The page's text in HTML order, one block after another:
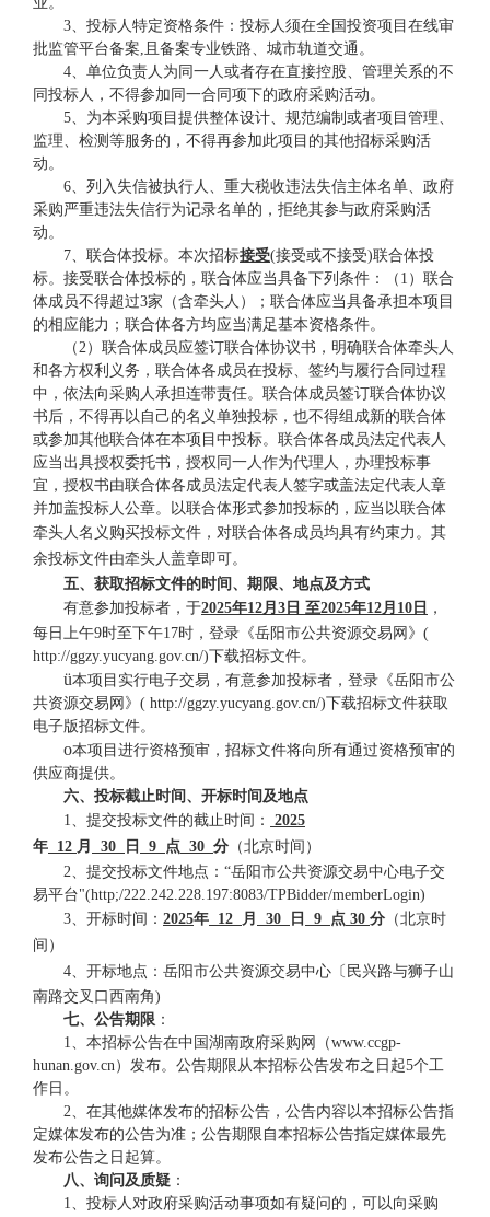
3、投标人特定资格条件 ： 投标人须在全国投资项目在线审
批监管平台备案,且备案专业铁路、城市轨道交通。
4、单位负责人为同一人或者存在直接控股、管理关系的不
同投标人，不得参加同一合同项下的政府采购活动。
5、为本采购项目提供整体设计、规范编制或者项目管理、
监理、检测等服务的，不得再参加此项目的其他招标采购活
动。
6、列入失信被执行人、重大税收违法失信主体名单、政府
采购严重违法失信行为记录名单的，拒绝其参与政府采购活
动。
7、联合体投标。本次招标接受(接受或不接受)联合体投
标。 接受联合体投标的，联合体应当具备下列条件： （ 1 ）联合
体成员不得超过3家（含牵头人 ）
；联合体应当具备承担本项目
的相应能力；联合体各方均应当满足基本资格条件。
（2） 联合体成员应签订联合体协议书，明确联合体牵头人
和各方权利义务，联合体各成员在投标、签约与履行合同过程
中，依法向采购人承担连带责任。联合体成员签订联合体协议
书后，不得再以自己的名义单独投标，也不得组成新的联合体
或参加其他联合体在本项目中投标。联合体各成员法定代表人
应当出具授权委托书，授权同一人作为代理人，办理投标事
宜，授权书由联合体各成员法定代表人签字或盖法定代表人章
并加盖投标人公章。以联合体形式参加投标的，应当以联合体
牵头人名义 购买投标文件 ，对联合体各成员均具有约束力。 其
余投标文件由牵头人盖章即可。
五、获取招标文件的时间、期限、地点及方式
有意参加投标者，于2025年12月 3 日 至2025年12月 10 日 ，
每日上午9时至下午17时，登录《岳阳市公共资源交易网》(
http://ggzy.yucyang.gov.cn/)下载招标文件。
ü本项目实行电子交易，有意参加投标者，登录《岳阳市公
共资源交易网》 ( http://ggzy.yucyang.gov.cn/)下载招标文件获取
电子版招标文件。
o本项目进行资格预审，招标文件将向所有通过资格预审的
供应商提供。
六、投标截止时间、开标时间及地点
1、 提交投标文件的截止时间 ： 2025
年 12 月 30 日 9 点 30 分 （北京时间）
2、 提交投标文件地点： “岳阳市公共资源交易中心电子交
易平台"(http;/222.242.228.197:8083/TPBidder/memberLogin)
3、 开标时间： 2025年 12 月 30 日 9 点 30 分 （北京时
间）
4、 开标地点： 岳阳市公共资源交易中心〔民兴路与狮子山
南路交叉口西南角)
七、公告期限 ：
1、本招标公告在中国湖南政府采购网（www.ccgp-
hunan.gov.cn）发布。公告期限从本招标公告发布之日起5个工
作日。
2、在其他媒体发布的招标公告，公告内容以本招标公告指
定媒体发布的公告为准；公告期限自本招标公告指定媒体最先
发布公告之日起算。
八、询问及质疑 ：
1、投标人对政府采购活动事项如有疑问的，可以向采购